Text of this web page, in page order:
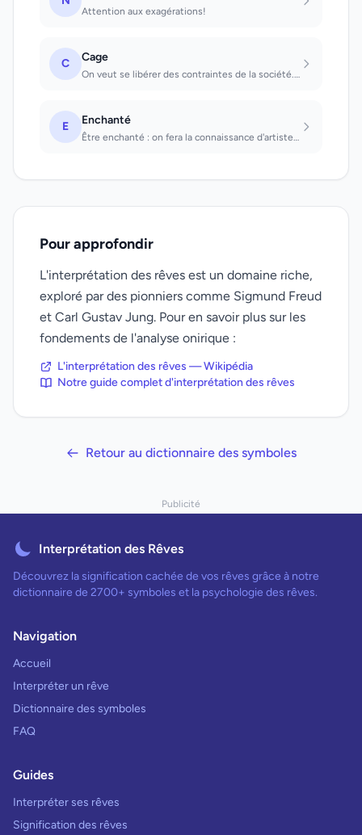
Attention aux exagérations!
C Cage
On veut se libérer des contraintes de la société. Que l'on voit : on sera privé...
E Enchanté
Être enchanté : on fera la connaissance d'artistes.
Pour approfondir
L'interprétation des rêves est un domaine riche,
exploré par des pionniers comme Sigmund Freud
et Carl Gustav Jung. Pour en savoir plus sur les
fondements de l'analyse onirique :
L'interprétation des rêves — Wikipédia
Notre guide complet d'interprétation des rêves
Retour au dictionnaire des symboles
Publicité
Interprétation des Rêves
Découvrez la signification cachée de vos rêves grâce à notre
dictionnaire de 2700+ symboles et la psychologie des rêves.
Navigation
Accueil
Interpréter un rêve
Dictionnaire des symboles
FAQ
Guides
Interpréter ses rêves
Signification des rêves